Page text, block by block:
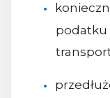
podatku